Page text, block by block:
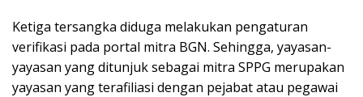
Ketiga tersangka diduga melakukan pengaturan
verifikasi pada portal mitra BGN. Sehingga, yayasan-
yayasan yang ditunjuk sebagai mitra SPPG merupakan
yayasan yang terafiliasi dengan pejabat atau pegawai